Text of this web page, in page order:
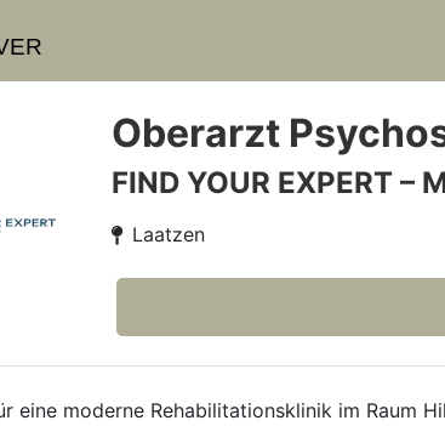
Oberarzt
FIND YOUR EXPERT –
Laatzen
eine moderne Rehabilitationsklinik im Raum